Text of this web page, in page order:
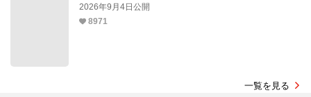
2026年9月4日公開
8971
一覧を見る